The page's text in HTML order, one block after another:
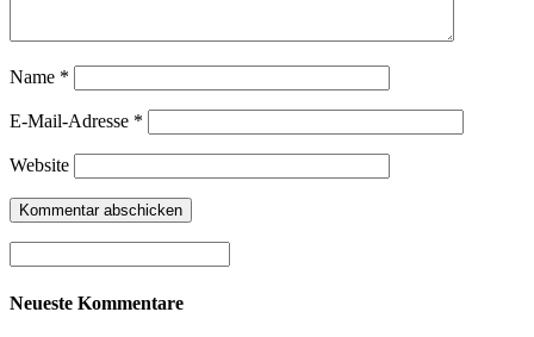
Name *
E-Mail-Adresse *
Website
Neueste Kommentare